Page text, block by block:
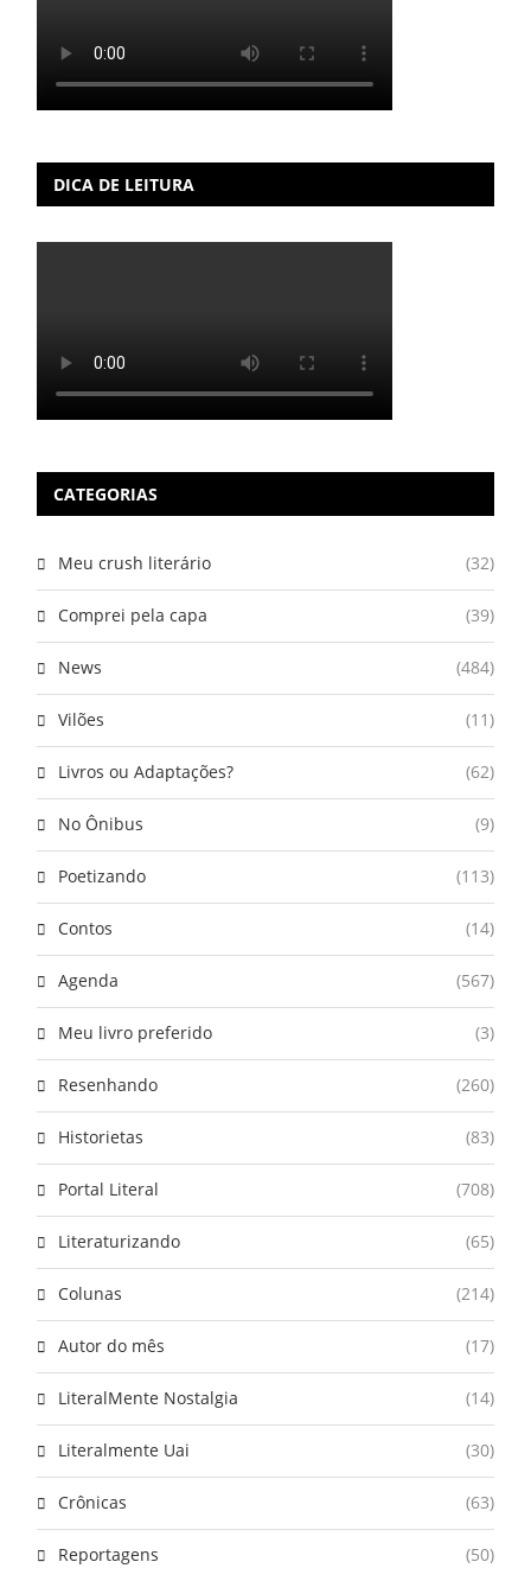
DICA DE LEITURA
CATEGORIAS
Meu crush literário (32)
Comprei pela capa (39)
News (484)
Vilões (11)
Livros ou Adaptações? (62)
No Ônibus (9)
Poetizando (113)
Contos (14)
Agenda (567)
Meu livro preferido (3)
Resenhando (260)
Historietas (83)
Portal Literal (708)
Literaturizando (65)
Colunas (214)
Autor do mês (17)
LiteralMente Nostalgia (14)
Literalmente Uai (30)
Crônicas (63)
Reportagens (50)